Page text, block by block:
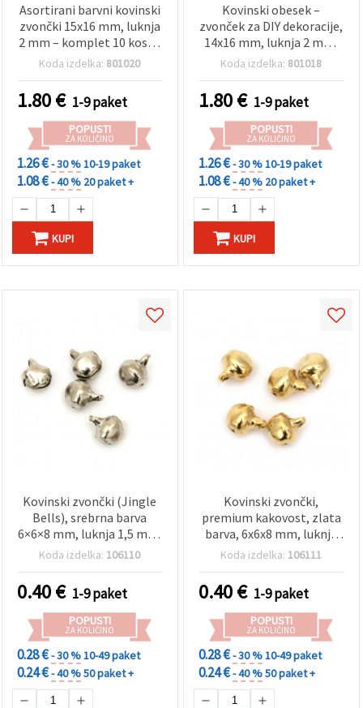
Asortirani barvni kovinski
zvončki 15x16 mm, luknja
2 mm – komplet 10 kosov
za DIY ustvarjanje in
Koda izdelka: 801020
1.80€ 1-9 paket
POPUSTI
ZA KOLIČINO
1.26 €- 30 %10-19 paket
1.08 €- 40 % 20 paket +
KUPI
Kovinski obesek –
zvonček za DIY dekoracije,
14x16 mm, luknja 2 mm,
bela – 10 kosov
Koda izdelka: 801018
1.80€ 1-9 paket
POPUSTI
ZA KOLIČINO
1.26 €- 30 %10-19 paket
1.08 €- 40 % 20 paket +
KUPI
Kovinski zvončki (Jingle
Bells), srebrna barva
6×6×8 mm, luknja 1,5 mm,
premium kakovost za
ustvarjanje – 50 kosov
Koda izdelka: 106110
0.40€ 1-9 paket
POPUSTI
ZA KOLIČINO
0.28 €- 30 %10-49 paket
0.24 €- 40 %50 paket +
Kovinski zvončki,
premium kakovost, zlata
barva, 6x6x8 mm, luknja
1,5 mm, za izdelavo
Koda izdelka: 106111
0.40€ 1-9 paket
POPUSTI
ZA KOLIČINO
0.28 €- 30 %10-49 paket
0.24 €- 40 %50 paket +